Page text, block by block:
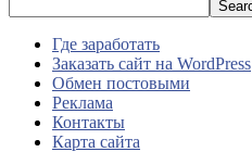
Где заработать
Заказать сайт на WordPress
Обмен постовыми
Реклама
Контакты
Карта сайта